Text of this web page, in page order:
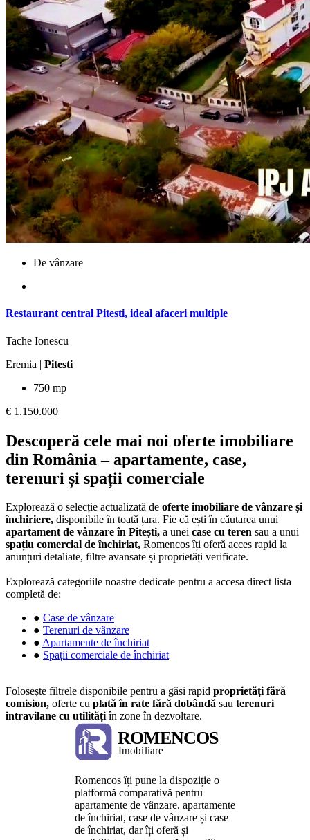
De vânzare
Restaurant central Pitesti, ideal afaceri multiple
Tache Ionescu
Eremia | Pitesti
750 mp
€ 1.150.000
Descoperă cele mai noi oferte imobiliare
din România – apartamente, case,
terenuri și spații comerciale
Explorează o selecție actualizată de oferte imobiliare de vânzare și
închiriere, disponibile în toată țara. Fie că ești în căutarea unui
apartament de vânzare în Pitești, a unei case cu teren sau a unui
spațiu comercial de închiriat, Romencos îți oferă acces rapid la
anunțuri detaliate, filtre avansate și proprietăți verificate.
Explorează categoriile noastre dedicate pentru a accesa direct lista
completă de:
● Case de vânzare
● Terenuri de vânzare
● Apartamente de închiriat
● Spații comerciale de închiriat
Folosește filtrele disponibile pentru a găsi rapid proprietăți fără
comision, oferte cu plată în rate fără dobândă sau terenuri
intravilane cu utilitățiîn zone în dezvoltare.
Romencos îți pune la dispoziție o
platformă comparativă pentru
apartamente de vânzare, apartamente
de închiriat, case de vânzare și case
de închiriat, dar îți oferă și